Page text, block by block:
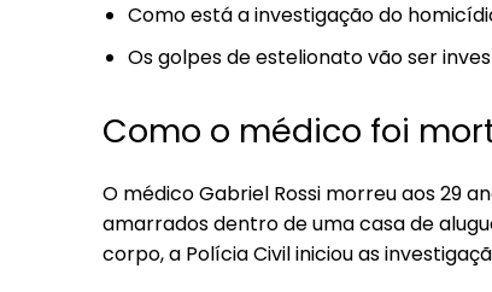
Como está a investigação do
Os golpes de estelionato vão ser
Como o médico foi
O médico Gabriel Rossi morreu aos 29
amarrados dentro de uma casa de
corpo, a Polícia Civil iniciou as